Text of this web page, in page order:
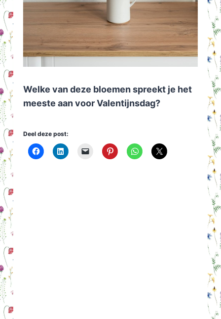
Welke van deze bloemen spreekt je het
meeste aan voor Valentijnsdag?
Deel deze post: